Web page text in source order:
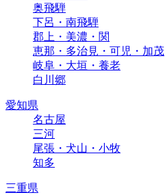
奥飛騨
下呂・南飛騨
郡上・美濃・関
恵那・多治見・可児・加茂
岐阜・大垣・養老
白川郷
愛知県
名古屋
三河
尾張・犬山・小牧
知多
三重県